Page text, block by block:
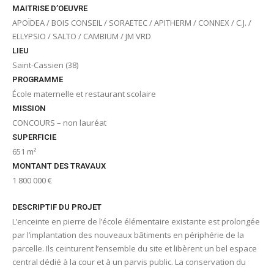
MAITRISE D’OEUVRE
APOÏDEA / BOIS CONSEIL / SORAETEC / APITHERM / CONNEX / C.J. /
ELLYPSIO / SALTO / CAMBIUM / JM VRD
LIEU
Saint-Cassien (38)
PROGRAMME
École maternelle et restaurant scolaire
MISSION
CONCOURS – non lauréat
SUPERFICIE
651 m²
MONTANT DES TRAVAUX
1 800 000 €
DESCRIPTIF DU PROJET
L’enceinte en pierre de l’école élémentaire existante est prolongée
par l’implantation des nouveaux bâtiments en périphérie de la
parcelle. Ils ceinturent l’ensemble du site et libèrent un bel espace
central dédié à la cour et à un parvis public. La conservation du